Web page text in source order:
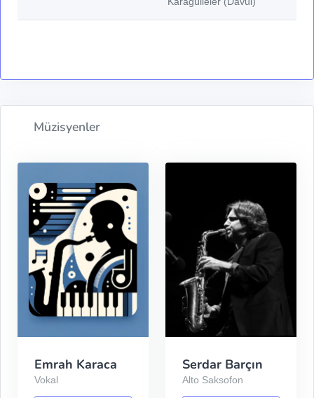
Müzisyenler
Emrah Karaca
Vokal
Serdar Barçın
Alto Saksofon